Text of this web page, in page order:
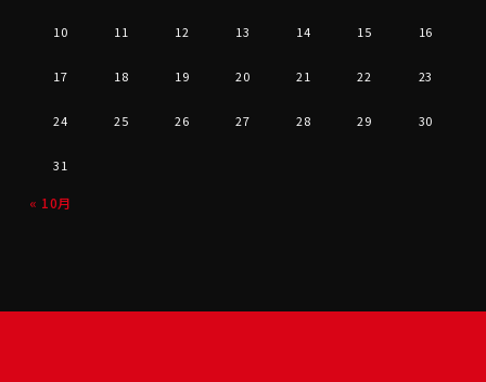
10 11 12 13 14 15 16
17 18 19 20 21 22 23
24 25 26 27 28 29 30
31
« 10月